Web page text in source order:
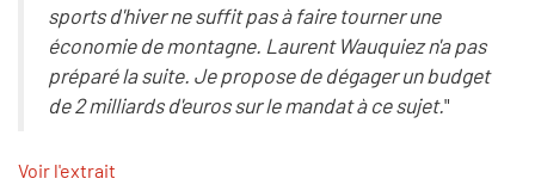
sports d'hiver ne suffit pas à faire tourner une
économie de montagne. Laurent Wauquiez n'a pas
préparé la suite. Je propose de dégager un budget
de 2 milliards d'euros sur le mandat à ce sujet."
Voir l'extrait